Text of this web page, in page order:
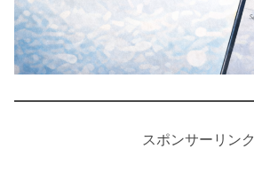
スポンサーリンク